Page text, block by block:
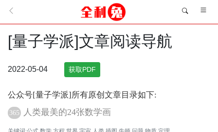
[量子学派]文章阅读导航
2022-05-04 获取PDF
公众号[量子学派]所有原创文章目录如下:
365 人类最美的24张数学画